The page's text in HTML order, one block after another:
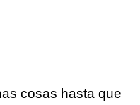
cosas hasta que